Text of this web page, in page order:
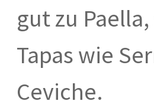
gut zu
Tapas wie
Ceviche.